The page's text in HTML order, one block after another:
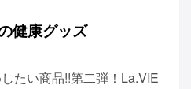
健康グッズ
たい商品!!第二弾！La.VIE